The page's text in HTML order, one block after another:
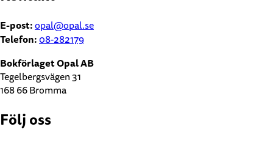
E-post:opal@opal.se
Telefon:08-282179
Bokförlaget Opal AB
Tegelbergsvägen 31
168 66 Bromma
Följ oss